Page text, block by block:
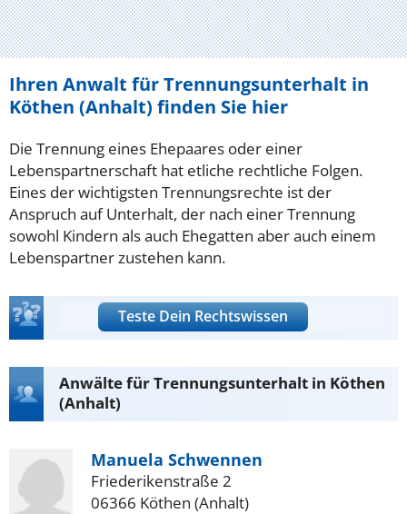
Ihren Anwalt für Trennungsunterhalt in
Köthen (Anhalt) finden Sie hier
Die Trennung eines Ehepaares oder einer
Lebenspartnerschaft hat etliche rechtliche Folgen.
Eines der wichtigsten Trennungsrechte ist der
Anspruch auf Unterhalt, der nach einer Trennung
sowohl Kindern als auch Ehegatten aber auch einem
Lebenspartner zustehen kann.
Teste Dein Rechtswissen
Anwälte für Trennungsunterhalt in Köthen
(Anhalt)
Manuela Schwennen
Friederikenstraße 2
06366 Köthen (Anhalt)